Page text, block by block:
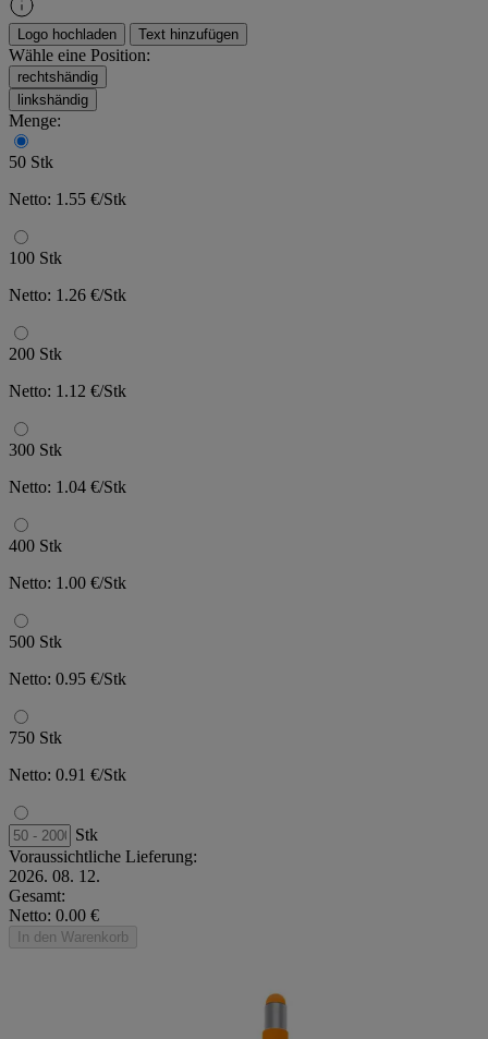
Logo hochladen Text hinzufügen
Wähle eine Position:
rechtshändig
linkshändig
Menge:
50 Stk
Netto: 1.55 €/Stk
100 Stk
Netto: 1.26 €/Stk
200 Stk
Netto: 1.12 €/Stk
300 Stk
Netto: 1.04 €/Stk
400 Stk
Netto: 1.00 €/Stk
500 Stk
Netto: 0.95 €/Stk
750 Stk
Netto: 0.91 €/Stk
Stk
Voraussichtliche Lieferung:
2026. 08. 12.
Gesamt:
Netto: 0.00 €
In den Warenkorb